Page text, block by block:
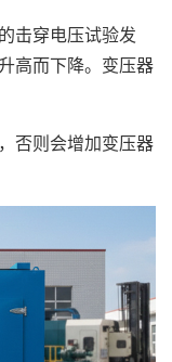
击穿电压试验发
高而下降。变压器
否则会增加变压器